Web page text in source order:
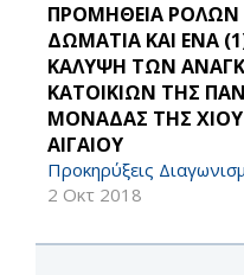
ΠΡΟΜΗΘΕΙΑ ΡΟΛΩΝ
ΔΩΜΑΤΙΑ ΚΑΙ ΕΝΑ
ΚΑΛΥΨΗ ΤΩΝ
ΚΑΤΟΙΚΙΩΝ ΤΗΣ
ΜΟΝΑΔΑΣ ΤΗΣ
ΑΙΓΑΙΟΥ
Προκηρύξεις
2 Οκτ 2018